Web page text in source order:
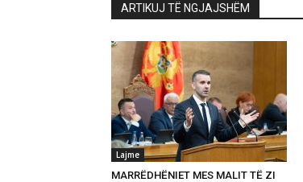
ARTIKUJ TË NGJAJSHËM
Lajme
MARRËDHËNIET MES MALIT TË ZI